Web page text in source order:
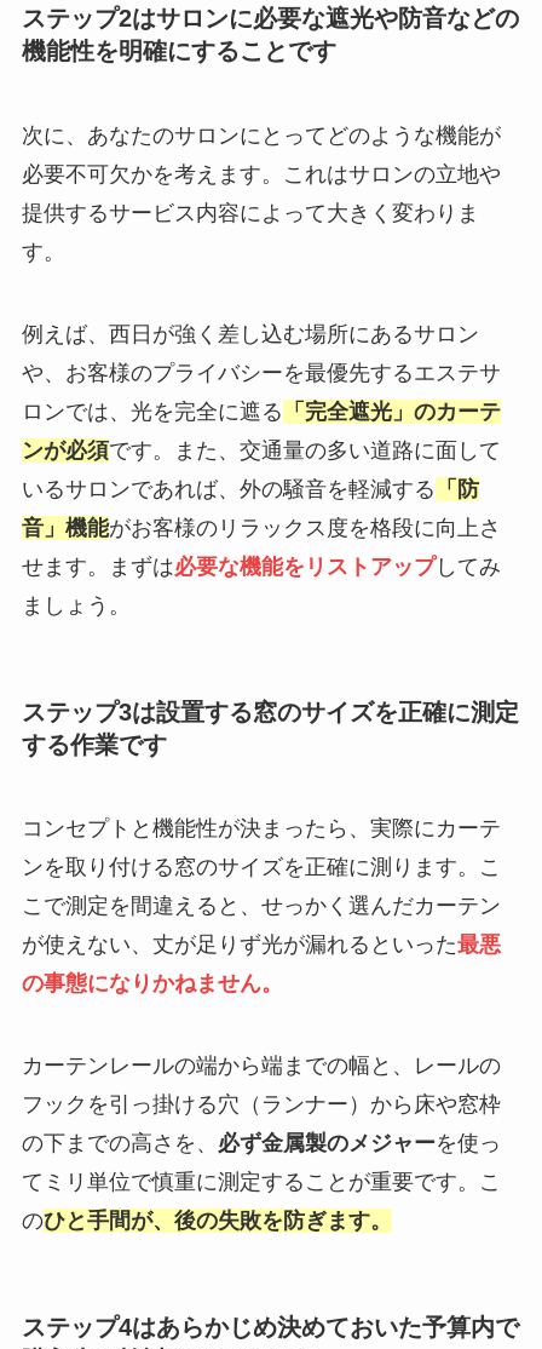
ステップ2はサロンに必要な遮光や防音などの
機能性を明確にすることです
次に、あなたのサロンにとってどのような機能が
必要不可欠かを考えます。これはサロンの立地や
提供するサービス内容によって大きく変わりま
す。
例えば、西日が強く差し込む場所にあるサロン
や、お客様のプライバシーを最優先するエステサ
ロンでは、光を完全に遮る 「完全遮光」のカーテ
ンが必須です。また、交通量の多い道路に面して
いるサロンであれば、外の騒音を軽減する 「防
音」機能がお客様のリラックス度を格段に向上さ
せます。まずは必要な機能をリストアップしてみ
ましょう。
ステップ3は設置する窓のサイズを正確に測定
する作業です
コンセプトと機能性が決まったら、実際にカーテ
ンを取り付ける窓のサイズを正確に測ります。こ
こで測定を間違えると、せっかく選んだカーテン
が使えない、丈が足りず光が漏れるといった最悪
の事態になりかねません。
カーテンレールの端から端までの幅と、レールの
フックを引っ掛ける穴（ランナー）から床や窓枠
の下までの高さを、 必ず金属製のメジャーを使っ
てミリ単位で慎重に測定することが重要です。こ
のひと手間が、後の失敗を防ぎます。
ステップ4はあらかじめ決めておいた予算内で